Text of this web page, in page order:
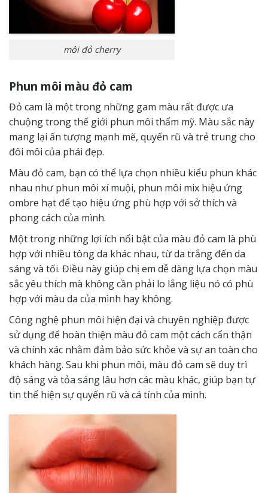
môi đỏ cherry
Phun môi màu đỏ cam
Đỏ cam là một trong những gam màu rất được ưa
chuộng trong thế giới phun môi thẩm mỹ. Màu sắc này
mang lại ấn tượng mạnh mẽ, quyến rũ và trẻ trung cho
đôi môi của phái đẹp.
Màu đỏ cam, bạn có thể lựa chọn nhiều kiểu phun khác
nhau như phun môi xí muội, phun môi mix hiệu ứng
ombre hạt để tạo hiệu ứng phù hợp với sở thích và
phong cách của mình.
Một trong những lợi ích nổi bật của màu đỏ cam là phù
hợp với nhiều tông da khác nhau, từ da trắng đến da
sáng và tối. Điều này giúp chị em dễ dàng lựa chọn màu
sắc yêu thích mà không cần phải lo lắng liệu nó có phù
hợp với màu da của mình hay không.
Công nghệ phun môi hiện đại và chuyên nghiệp được
sử dụng để hoàn thiện màu đỏ cam một cách cẩn thận
và chính xác nhằm đảm bảo sức khỏe và sự an toàn cho
khách hàng. Sau khi phun môi, màu đỏ cam sẽ duy trì
độ sáng và tỏa sáng lâu hơn các màu khác, giúp bạn tự
tin thể hiện sự quyến rũ và cá tính của mình.